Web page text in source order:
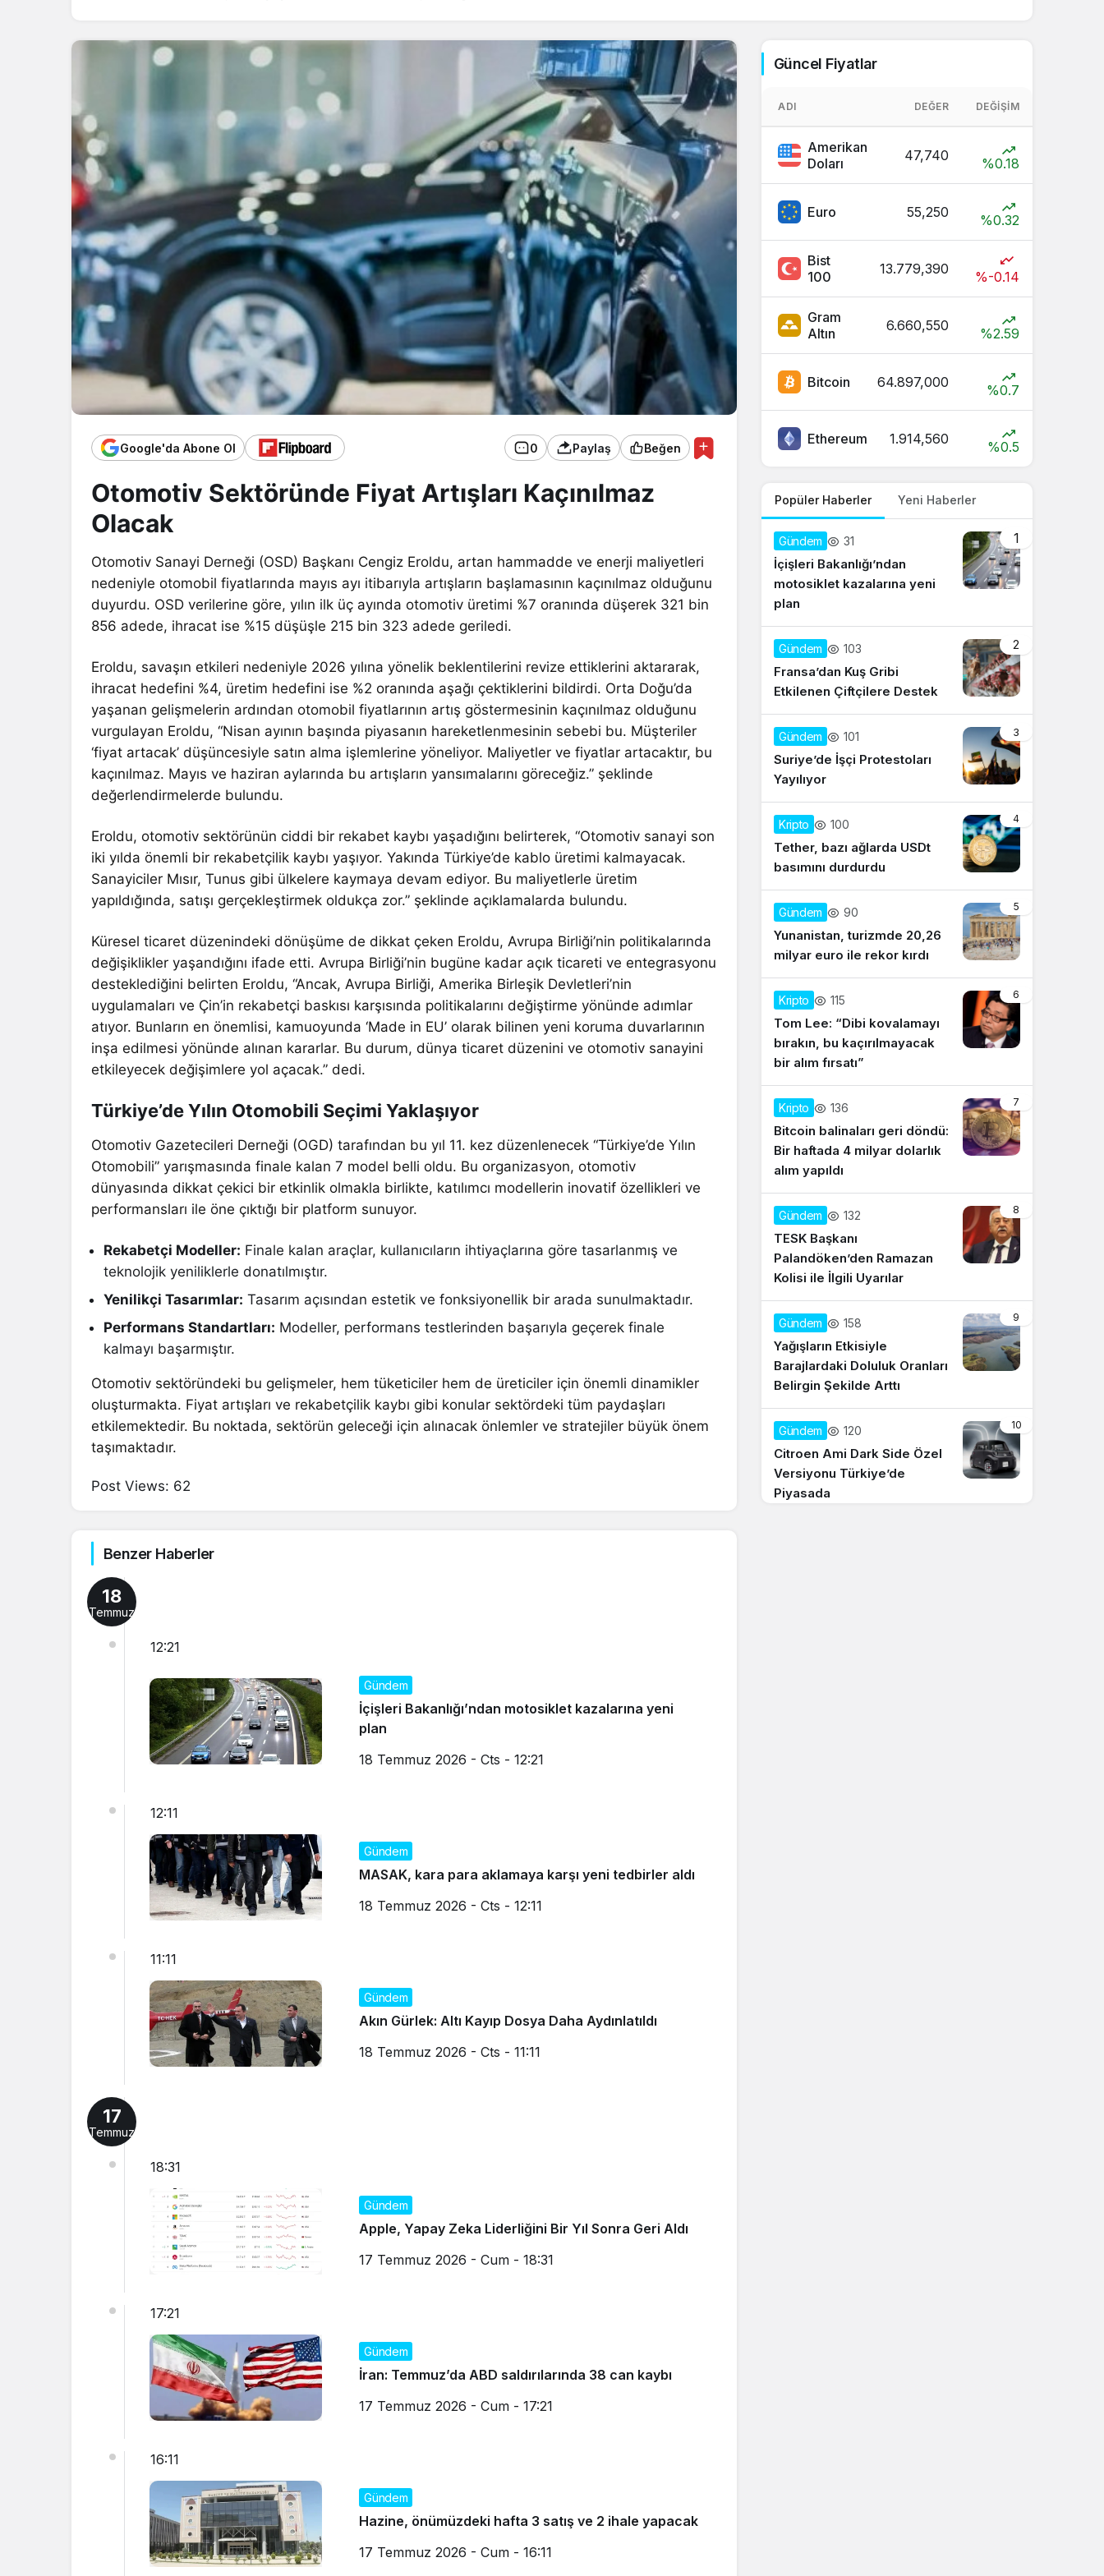
Sistem modunu seçin.
Google'da Abone Ol 0 Paylaş Beğen
Otomotiv Sektöründe Fiyat Artışları Kaçınılmaz
Olacak
Otomotiv Sanayi Derneği (OSD) Başkanı Cengiz Eroldu, artan hammadde ve enerji maliyetleri
nedeniyle otomobil fiyatlarında mayıs ayı itibarıyla artışların başlamasının kaçınılmaz olduğunu
duyurdu. OSD verilerine göre, yılın ilk üç ayında otomotiv üretimi %7 oranında düşerek 321 bin
856 adede, ihracat ise %15 düşüşle 215 bin 323 adede geriledi.
Eroldu, savaşın etkileri nedeniyle 2026 yılına yönelik beklentilerini revize ettiklerini aktararak,
ihracat hedefini %4, üretim hedefini ise %2 oranında aşağı çektiklerini bildirdi. Orta Doğu’da
yaşanan gelişmelerin ardından otomobil fiyatlarının artış göstermesinin kaçınılmaz olduğunu
vurgulayan Eroldu, “Nisan ayının başında piyasanın hareketlenmesinin sebebi bu. Müşteriler
‘fiyat artacak’ düşüncesiyle satın alma işlemlerine yöneliyor. Maliyetler ve fiyatlar artacaktır, bu
kaçınılmaz. Mayıs ve haziran aylarında bu artışların yansımalarını göreceğiz.” şeklinde
değerlendirmelerde bulundu.
Eroldu, otomotiv sektörünün ciddi bir rekabet kaybı yaşadığını belirterek, “Otomotiv sanayi son
iki yılda önemli bir rekabetçilik kaybı yaşıyor. Yakında Türkiye’de kablo üretimi kalmayacak.
Sanayiciler Mısır, Tunus gibi ülkelere kaymaya devam ediyor. Bu maliyetlerle üretim
yapıldığında, satışı gerçekleştirmek oldukça zor.” şeklinde açıklamalarda bulundu.
Küresel ticaret düzenindeki dönüşüme de dikkat çeken Eroldu, Avrupa Birliği’nin politikalarında
değişiklikler yaşandığını ifade etti. Avrupa Birliği’nin bugüne kadar açık ticareti ve entegrasyonu
desteklediğini belirten Eroldu, “Ancak, Avrupa Birliği, Amerika Birleşik Devletleri’nin
uygulamaları ve Çin’in rekabetçi baskısı karşısında politikalarını değiştirme yönünde adımlar
atıyor. Bunların en önemlisi, kamuoyunda ‘Made in EU’ olarak bilinen yeni koruma duvarlarının
inşa edilmesi yönünde alınan kararlar. Bu durum, dünya ticaret düzenini ve otomotiv sanayini
etkileyecek değişimlere yol açacak.” dedi.
Türkiye’de Yılın Otomobili Seçimi Yaklaşıyor
Otomotiv Gazetecileri Derneği (OGD) tarafından bu yıl 11. kez düzenlenecek “Türkiye’de Yılın
Otomobili” yarışmasında finale kalan 7 model belli oldu. Bu organizasyon, otomotiv
dünyasında dikkat çekici bir etkinlik olmakla birlikte, katılımcı modellerin inovatif özellikleri ve
performansları ile öne çıktığı bir platform sunuyor.
Rekabetçi Modeller: Finale kalan araçlar, kullanıcıların ihtiyaçlarına göre tasarlanmış ve
teknolojik yeniliklerle donatılmıştır.
Yenilikçi Tasarımlar: Tasarım açısından estetik ve fonksiyonellik bir arada sunulmaktadır.
Performans Standartları: Modeller, performans testlerinden başarıyla geçerek finale
kalmayı başarmıştır.
Otomotiv sektöründeki bu gelişmeler, hem tüketiciler hem de üreticiler için önemli dinamikler
oluşturmakta. Fiyat artışları ve rekabetçilik kaybı gibi konular sektördeki tüm paydaşları
etkilemektedir. Bu noktada, sektörün geleceği için alınacak önlemler ve stratejiler büyük önem
taşımaktadır.
Post Views: 62
Benzer Haberler
18
Temmuz
12:21
Gündem
İçişleri Bakanlığı’ndan motosiklet kazalarına yeni
plan
18 Temmuz 2026 - Cts - 12:21
12:11
Gündem
MASAK, kara para aklamaya karşı yeni tedbirler aldı
18 Temmuz 2026 - Cts - 12:11
11:11
Gündem
Akın Gürlek: Altı Kayıp Dosya Daha Aydınlatıldı
18 Temmuz 2026 - Cts - 11:11
17
Temmuz
18:31
Gündem
Apple, Yapay Zeka Liderliğini Bir Yıl Sonra Geri Aldı
17 Temmuz 2026 - Cum - 18:31
17:21
Gündem
İran: Temmuz’da ABD saldırılarında 38 can kaybı
17 Temmuz 2026 - Cum - 17:21
16:11
Gündem
Hazine, önümüzdeki hafta 3 satış ve 2 ihale yapacak
17 Temmuz 2026 - Cum - 16:11
Güncel Fiyatlar
ADI DEĞER DEĞIŞIM
Amerikan
Doları
47,740 %0.18
Euro 55,250 %0.32
Bist
100
13.779,390 %-0.14
Gram
Altın
6.660,550 %2.59
Bitcoin 64.897,000 %0.7
Ethereum 1.914,560 %0.5
Popüler Haberler Yeni Haberler
1
Gündem 31
İçişleri Bakanlığı’ndan
motosiklet kazalarına yeni
plan
2
Gündem 103
Fransa’dan Kuş Gribi
Etkilenen Çiftçilere Destek
3
Gündem 101
Suriye’de İşçi Protestoları
Yayılıyor
4
Kripto 100
Tether, bazı ağlarda USDt
basımını durdurdu
5
Gündem 90
Yunanistan, turizmde 20,26
milyar euro ile rekor kırdı
6
Kripto 115
Tom Lee: “Dibi kovalamayı
bırakın, bu kaçırılmayacak
bir alım fırsatı”
7
Kripto 136
Bitcoin balinaları geri döndü:
Bir haftada 4 milyar dolarlık
alım yapıldı
8
Gündem 132
TESK Başkanı
Palandöken’den Ramazan
Kolisi ile İlgili Uyarılar
9
Gündem 158
Yağışların Etkisiyle
Barajlardaki Doluluk Oranları
Belirgin Şekilde Arttı
10
Gündem 120
Citroen Ami Dark Side Özel
Versiyonu Türkiye’de
Piyasada